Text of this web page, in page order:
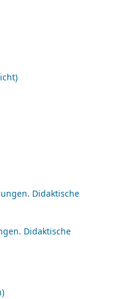
Didaktische
Didaktische